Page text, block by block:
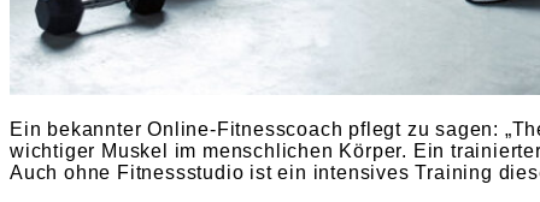
Ein bekannter Online-Fitnesscoach pflegt zu sagen:
wichtiger Muskel im menschlichen Körper. Ein
Auch ohne Fitnessstudio ist ein intensives Training